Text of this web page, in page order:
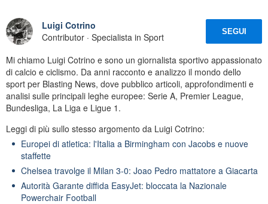
Luigi Cotrino
Contributor · Specialista in Sport
SEGUI
Mi chiamo Luigi Cotrino e sono un giornalista sportivo appassionato
di calcio e ciclismo. Da anni racconto e analizzo il mondo dello
sport per Blasting News, dove pubblico articoli, approfondimenti e
analisi sulle principali leghe europee: Serie A, Premier League,
Bundesliga, La Liga e Ligue 1.
Leggi di più sullo stesso argomento da Luigi Cotrino:
Europei di atletica: l'Italia a Birmingham con Jacobs e nuove
staffette
Chelsea travolge il Milan 3-0: Joao Pedro mattatore a Giacarta
Autorità Garante diffida EasyJet: bloccata la Nazionale
Powerchair Football